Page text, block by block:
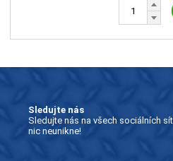
Sledujte nás
Sledujte nás na všech sociálních
nic neunikne!